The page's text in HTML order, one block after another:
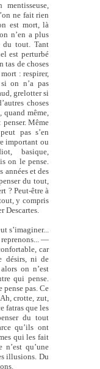
ne fait rien
est mort, là
n’en a plus
du tout. Tant
est perturbé
tas de choses
: respirer,
on n’a pas
grelotter si
choses
quand même,
Même
pas s’en
important ou
basique,
on le pense.
années et des
du tout,
? Peut-être à
tout, y compris
Descartes.
s’imaginer...
reprenons... —
car
désirs, ni de
on n’est
qui pense.
pense pas. Ce
crotte, zut,
fatras que les
du tout
qu’ils ont
qui les fait
qu’une
illusions. Du